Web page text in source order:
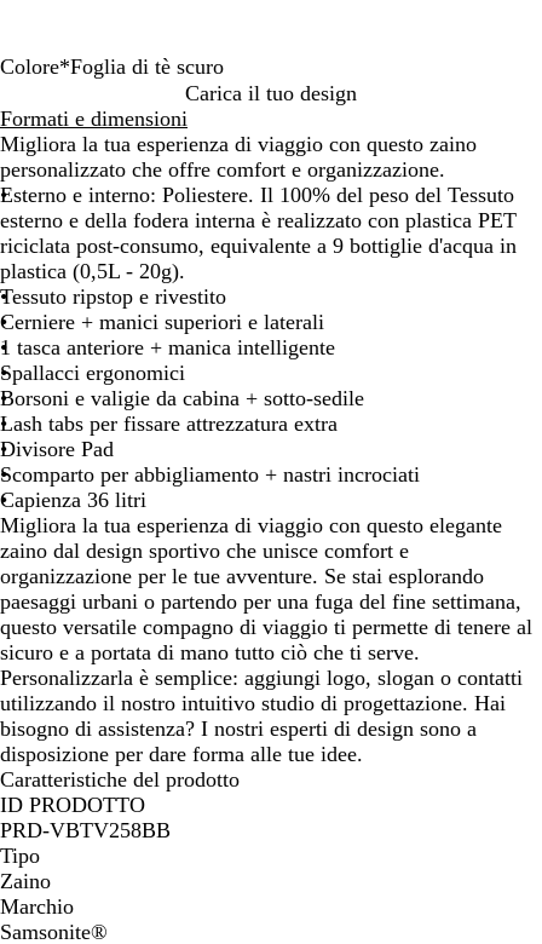
spostarti
spostarti
Colore*Foglia di tè scuro
e
r
o
i
n
t
e
n
s
o
e
r
d
e
o
l
i
v
a
s
c
u
r
o
o
g
l
i
a
d
i
t
è
s
c
u
r
o
Carica il tuo design
Formati e dimensioni
Migliora la tua esperienza di viaggio con questo zaino
personalizzato che offre comfort e organizzazione.
Esterno e interno: Poliestere. Il 100% del peso del Tessuto
esterno e della fodera interna è realizzato con plastica PET
riciclata post-consumo, equivalente a 9 bottiglie d'acqua in
plastica (0,5L - 20g).
Tessuto ripstop e rivestito
Cerniere + manici superiori e laterali
1 tasca anteriore + manica intelligente
Spallacci ergonomici
Borsoni e valigie da cabina + sotto-sedile
Lash tabs per fissare attrezzatura extra
Divisore Pad
Scomparto per abbigliamento + nastri incrociati
Capienza 36 litri
Migliora la tua esperienza di viaggio con questo elegante
zaino dal design sportivo che unisce comfort e
organizzazione per le tue avventure. Se stai esplorando
paesaggi urbani o partendo per una fuga del fine settimana,
questo versatile compagno di viaggio ti permette di tenere al
sicuro e a portata di mano tutto ciò che ti serve.
Personalizzarla è semplice: aggiungi logo, slogan o contatti
utilizzando il nostro intuitivo studio di progettazione. Hai
bisogno di assistenza? I nostri esperti di design sono a
disposizione per dare forma alle tue idee.
Caratteristiche del prodotto
ID PRODOTTO
PRD-VBTV258BB
Tipo
Zaino
Marchio
Samsonite®